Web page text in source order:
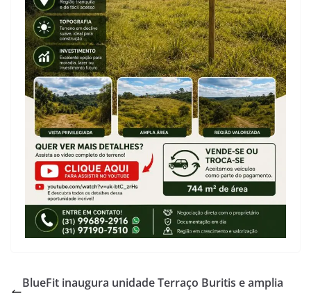
BlueFit inaugura unidade Terraço Buritis e amplia